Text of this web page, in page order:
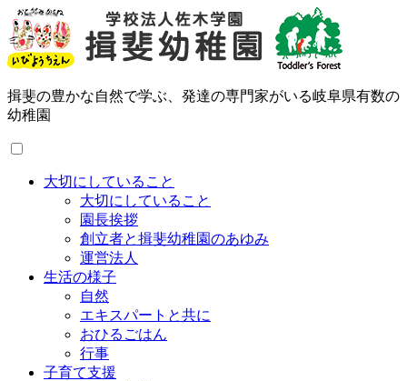
揖斐の豊かな自然で学ぶ、発達の専門家がいる岐阜県有数の
幼稚園
大切にしていること
大切にしていること
園長挨拶
創立者と揖斐幼稚園のあゆみ
運営法人
生活の様子
自然
エキスパートと共に
おひるごはん
行事
子育て支援